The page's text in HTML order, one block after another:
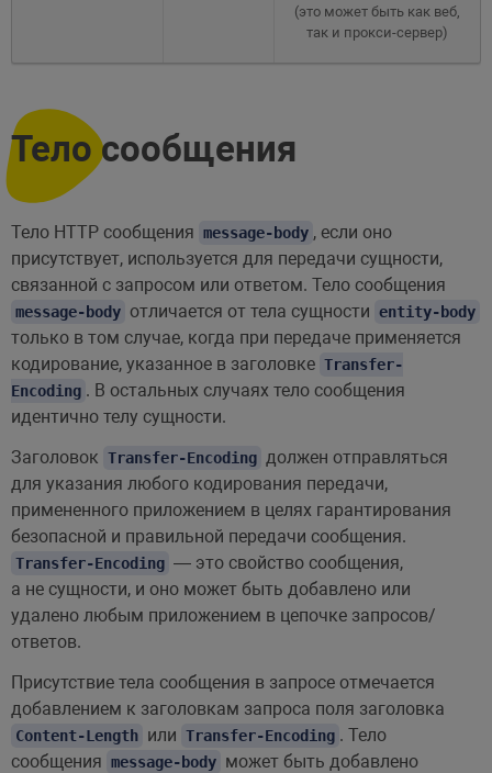
(это может быть как веб,
так и прокси-сервер)
Тело сообщения
Тело HTTP сообщения message-body , если оно
присутствует, используется для передачи сущности,
связанной с запросом или ответом. Тело сообщения
message-body отличается от тела сущности entity-body
только в том случае, когда при передаче применяется
кодирование, указанное в заголовке Transfer-
Encoding . В остальных случаях тело сообщения
идентично телу сущности.
Заголовок Transfer-Encoding должен отправляться
для указания любого кодирования передачи,
примененного приложением в целях гарантирования
безопасной и правильной передачи сообщения.
Transfer-Encoding — это свойство сообщения,
а не сущности, и оно может быть добавлено или
удалено любым приложением в цепочке запросов/
ответов.
Присутствие тела сообщения в запросе отмечается
добавлением к заголовкам запроса поля заголовка
Content-Length или Transfer-Encoding . Тело
сообщения message-body может быть добавлено